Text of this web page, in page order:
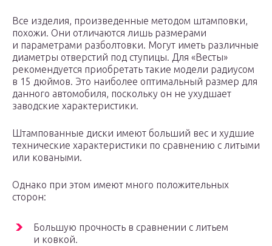
Все изделия, произведенные методом штамповки,
похожи. Они отличаются лишь размерами
и параметрами разболтовки. Могут иметь различные
диаметры отверстий под ступицы. Для «Весты»
рекомендуется приобретать такие модели радиусом
в 15 дюймов. Это наиболее оптимальный размер для
данного автомобиля, поскольку он не ухудшает
заводские характеристики.
Штампованные диски имеют больший вес и худшие
технические характеристики по сравнению с литыми
или коваными.
Однако при этом имеют много положительных
сторон:
Большую прочность в сравнении с литьем
и ковкой.